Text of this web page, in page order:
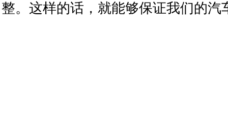
整。 这样的话，就能够保证我们的汽